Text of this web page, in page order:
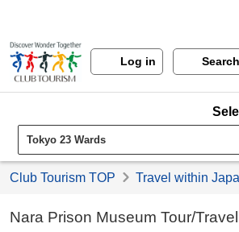
Log in Search
Club Tourism TOP Travel within
Nara Prison Museum Tour/Travel